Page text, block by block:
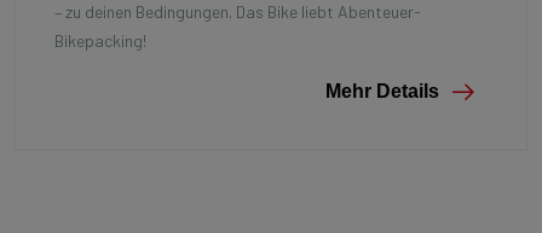
– zu deinen Bedingungen. Das Bike liebt Abenteuer-
Bikepacking!
Mehr Details